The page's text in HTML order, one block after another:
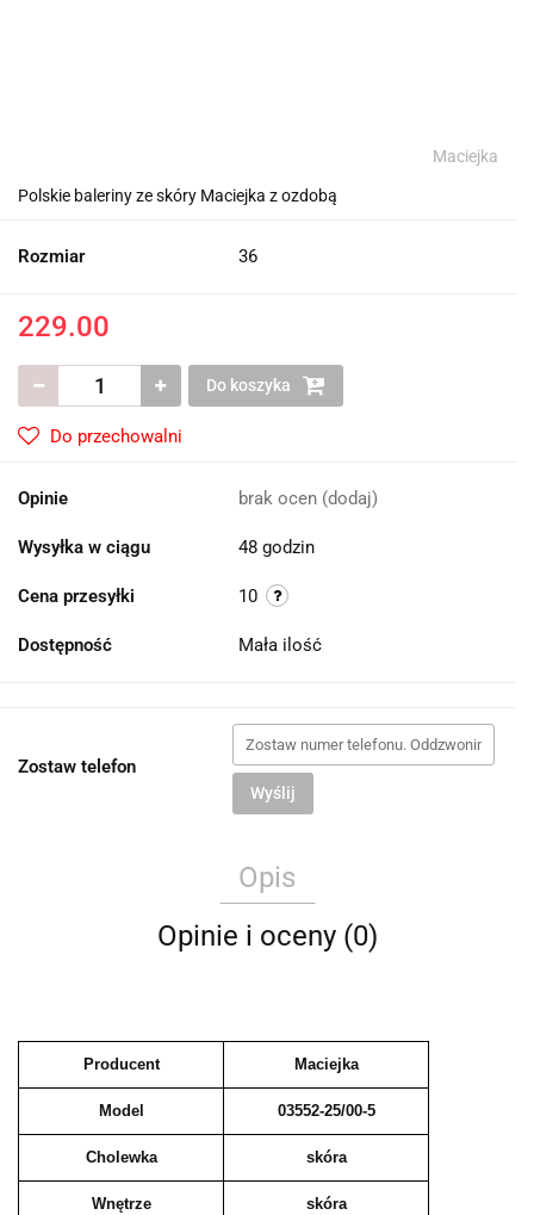
Maciejka
Polskie baleriny ze skóry Maciejka z ozdobą
Rozmiar 36
229.00
Do koszyka
Do przechowalni
Opinie brak ocen (dodaj)
Wysyłka w ciągu 48 godzin
Cena przesyłki 10
Dostępność Mała ilość
Zostaw telefon
Wyślij
Opis
Opinie i oceny (0)
Producent Maciejka
Model 03552-25/00-5
Cholewka skóra
Wnętrze skóra